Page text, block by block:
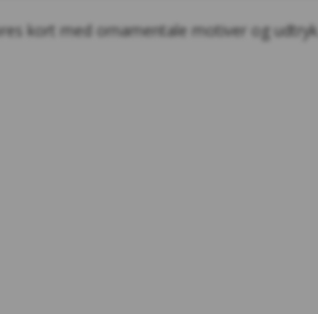
kort med ornamentale motiver og udtryk.